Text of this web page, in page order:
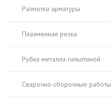
Размотка арматуры
Плазменная резка
Рубка металла гильотиной
Сварочно-сборочные работы